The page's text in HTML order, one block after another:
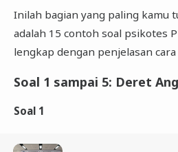
Inilah bagian yang paling kamu
adalah 15 contoh soal psikotes
lengkap dengan penjelasan
Soal 1 sampai 5: Deret
Soal 1